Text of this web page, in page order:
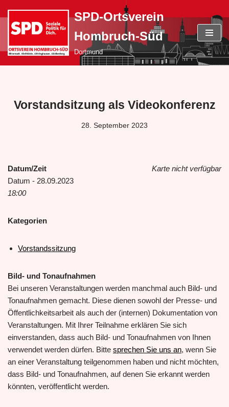
Zum
springen
SPD-Ortsverein
Hombruch-Süd
Dortmund
Vorstandsitzung als Videokonferenz
28. September 2023
Karte nicht verfügbar
Datum/Zeit
Datum - 28.09.2023
18:00
Kategorien
Vorstandssitzung
Bild- und Tonaufnahmen
Bei unseren Veranstaltungen werden manchmal auch Bild- und
Tonaufnahmen gemacht. Diese dienen sowohl der Presse- und
Öffentlichkeitsarbeit als auch der (internen) Dokumentation von
Veranstaltungen. Mit Ihrer Teilnahme erklären Sie sich
einverstanden, dass auch Bild- und Tonaufnahmen von Ihnen
verwendet werden dürfen. Bitte sprechen Sie uns an, wenn Sie
an einer Veranstaltung teilgenommen haben und nicht möchten,
dass Bild- und Tonaufnahmen, auf denen Sie erkannt werden
könnten, veröffentlicht werden.